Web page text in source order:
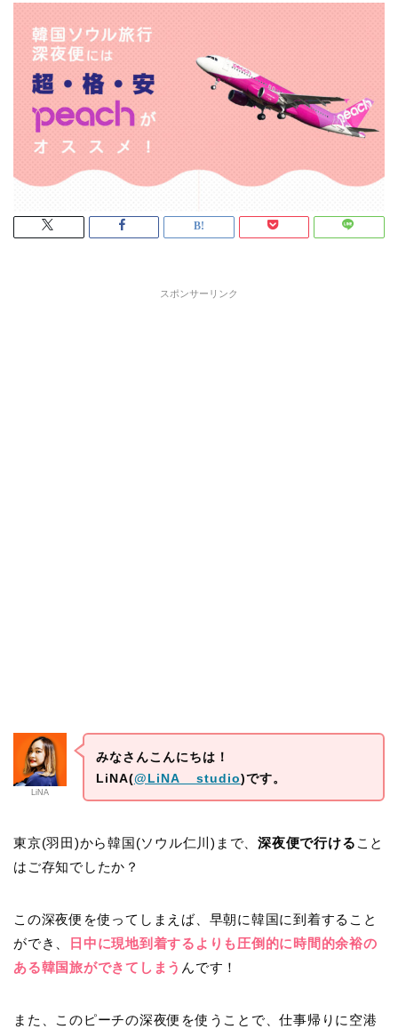
スポンサーリンク
LiNA
みなさんこんにちは！
LiNA(@LiNA__studio)です。
東京(羽田)から韓国(ソウル仁川)まで、深夜便で行ける こと
はご存知でしたか？
この深夜便を使ってしまえば、早朝に韓国に到着すること
ができ、
日中に現地到着するよりも圧倒的に時間的余裕の
ある韓国旅ができてしまう んです！
また、このピーチの深夜便を使うことで、仕事帰りに空港